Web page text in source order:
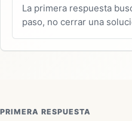
La primera respuesta
paso, no cerrar una
PRIMERA RESPUESTA